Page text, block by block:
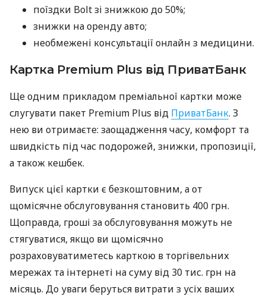
поїздки Bolt зі знижкою до 50%;
знижки на оренду авто;
необмежені консультації онлайн з медицини.
Картка Premium Plus від ПриватБанк
Ще одним прикладом преміальної картки може
слугувати пакет Premium Plus від ПриватБанк. З
нею ви отримаєте: заощадження часу, комфорт та
швидкість під час подорожей, знижки, пропозиції,
а також кешбек.
Випуск цієї картки є безкоштовним, а от
щомісячне обслуговування становить 400 грн.
Щоправда, гроші за обслуговування можуть не
стягуватися, якщо ви щомісячно
розраховуватиметесь карткою в торгівельних
мережах та інтернеті на суму від 30 тис. грн на
місяць. До уваги беруться витрати з усіх ваших